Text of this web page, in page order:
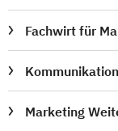
Fachwirt für
Marketing